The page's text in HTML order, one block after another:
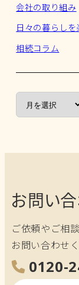
会社の取り組み
日々の暮らし
相続コラム
ー
お問い
ご依頼やご相
お問い合わせ
0120-